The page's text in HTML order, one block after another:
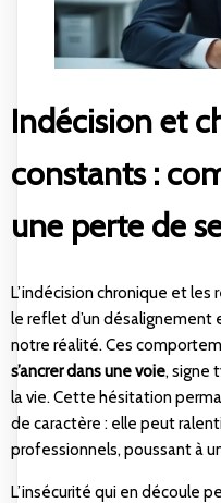
Indécision et
constants :
une perte de
L’indécision chronique et
le reflet d’un
notre réalité. Ces
s’ancrer dans une voie, signe
la vie. Cette hésitation
de caractère : elle peut
professionnels, poussant à
L’insécurité qui en découle